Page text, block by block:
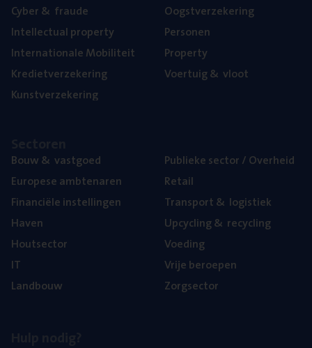
Cyber& fraude
Intel­lec­tu­al property
Inter­na­ti­o­na­le Mobiliteit
Kre­diet­ver­ze­ke­ring
Kunst­ver­ze­ke­ring
Oogst­ver­ze­ke­ring
Per­so­nen
Pro­per­ty
Voer­tuig& vloot
Bouw& vastgoed
Euro­pe­se ambtenaren
Finan­ci­ë­le instellingen
Haven
Hout­sec­tor
IT
Land­bouw
Publie­ke sec­tor / Overheid
Retail
Trans­port& logistiek
Upcy­cling& recycling
Voe­ding
Vrije beroe­pen
Zorg­sec­tor